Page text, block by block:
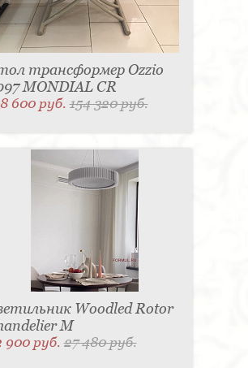
трансформер Ozzio
MONDIAL CR
600 руб.154 320 руб.
Woodled Rotor
M
900 руб.27 480 руб.